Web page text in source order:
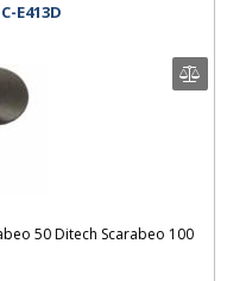
E413D
50 Ditech Scarabeo 100